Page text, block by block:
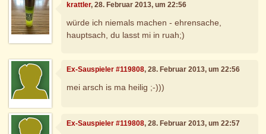
krattler, 28. Februar 2013, um 22:56
würde ich niemals machen - ehrensache,
hauptsach, du lasst mi in ruah;)
Ex-Sauspieler #119808, 28. Februar 2013, um 22:56
mei arsch is ma heilig ;-)))
Ex-Sauspieler #119808, 28. Februar 2013, um 22:57